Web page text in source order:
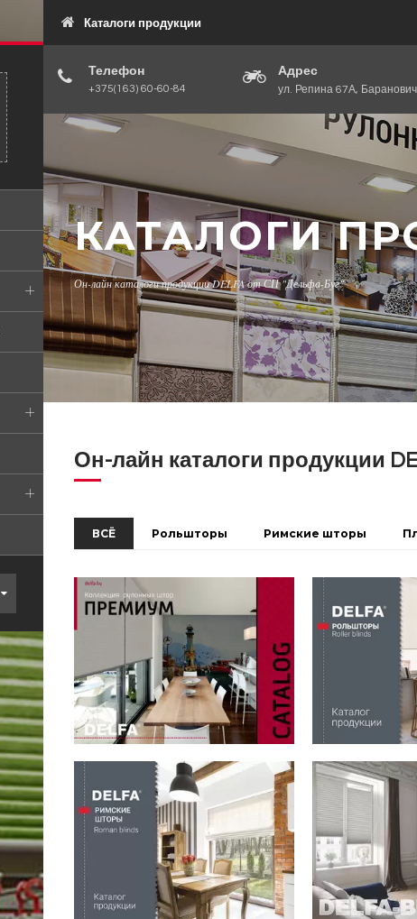
Каталоги продукции
Телефон
+375(163) 60-60-84
Адрес
ул. Репина 67А,
КАТАЛОГИ
Он-лайн каталоги продукции DELFA от СП "Дельфа-Буг"
Он-лайн каталоги продукции
ВСЁ Рольшторы Римские шторы